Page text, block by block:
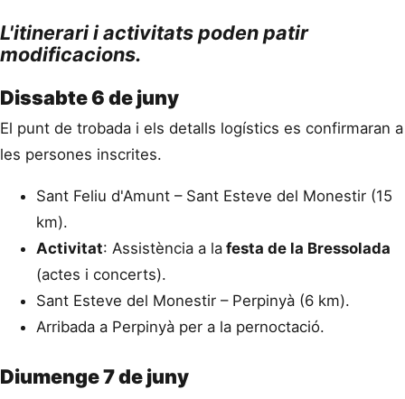
L'itinerari i activitats poden patir
modificacions.
Dissabte 6 de juny
El punt de trobada i els detalls logístics es confirmaran a
les persones inscrites.
Sant Feliu d'Amunt – Sant Esteve del Monestir (15
km).
Activitat: Assistència a la festa de la Bressolada
(actes i concerts).
Sant Esteve del Monestir – Perpinyà (6 km).
Arribada a Perpinyà per a la pernoctació.
Diumenge 7 de juny